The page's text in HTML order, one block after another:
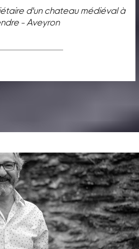
d'un chateau médiéval à
- Aveyron